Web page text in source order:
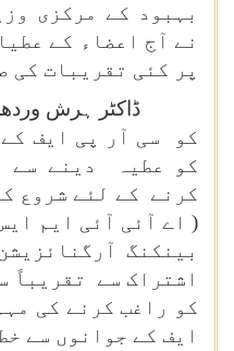
بہبود کے مرکزی
نے آج اعضاء کے
پر کئی تقریبات کی
کو سی آر پی ایف
کو عطیہ دینے سے
کرنے کے لئے شروع
( اے آئی آئی ایم
بینکنگ
اشتراک سے تقریباً
کو راغب کرنے کی
ایف کے جوانوں سے